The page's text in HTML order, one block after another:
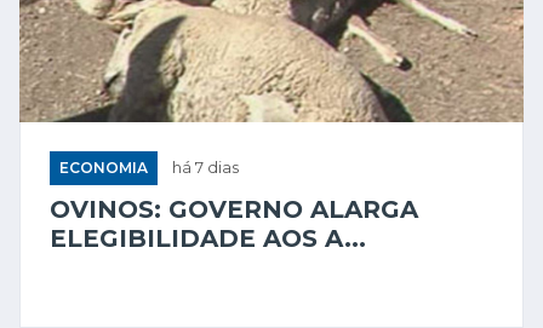
ECONOMIA há 7 dias
OVINOS: GOVERNO ALARGA
ELEGIBILIDADE AOS A...